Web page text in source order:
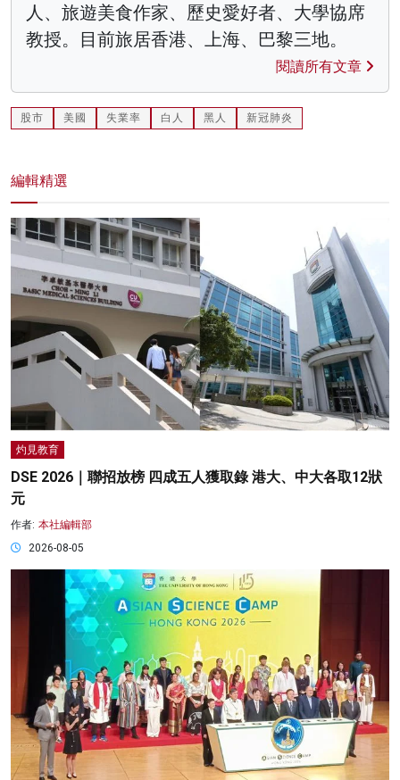
人、旅遊美食作家、歷史愛好者、大學協席
教授。目前旅居香港、上海、巴黎三地。
閱讀所有文章
股市 美國 失業率 白人 黑人 新冠肺炎
編輯精選
灼見教育
DSE 2026｜聯招放榜 四成五人獲取錄 港大、中大各取12狀
元
作者: 本社編輯部
2026-08-05